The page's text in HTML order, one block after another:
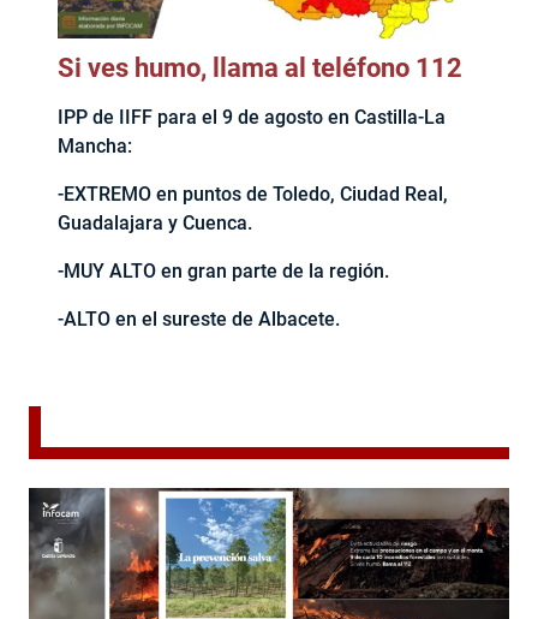
Si ves humo, llama al teléfono 112
IPP de IIFF para el 9 de agosto en Castilla-La
Mancha:
-EXTREMO en puntos de Toledo, Ciudad Real,
Guadalajara y Cuenca.
-MUY ALTO en gran parte de la región.
-ALTO en el sureste de Albacete.